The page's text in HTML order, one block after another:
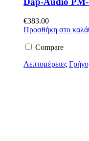
€383.00
Προσθήκη στο
Compare
Λεπτομέρειες